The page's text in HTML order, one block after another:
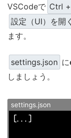
VSCodeで Ctrl
設定（UI）を開く
ます。
settings.json に
しましょう。
settings.json
[...]